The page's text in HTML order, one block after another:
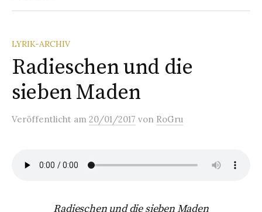
LYRIK-ARCHIV
Radieschen und die
sieben Maden
Veröffentlicht am 20/01/2017 von RoGru
Radieschen und die sieben Maden